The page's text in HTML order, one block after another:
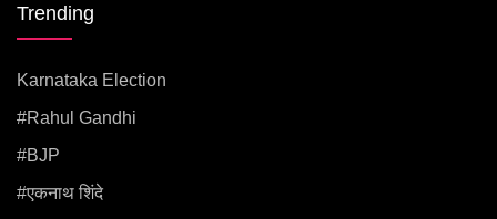
Trending
Karnataka Election
#rahul Gandhi
#BJP
#एकनाथ शिंदे